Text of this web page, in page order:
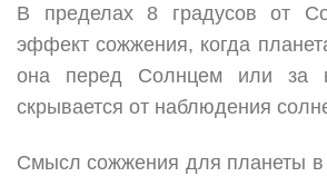
В пределах 8 градусов от
эффект сожжения, когда
она перед Солнцем или за
скрывается от наблюдения
Смысл сожжения для планеты в